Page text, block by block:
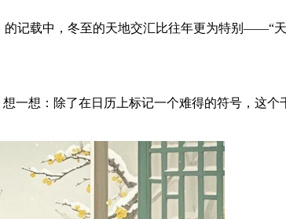
记载中，冬至的天地交汇比往年更为特别——“
一想：除了在日历上标记一个难得的符号，这